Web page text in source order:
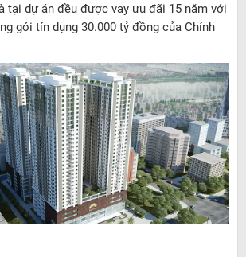
tại dự án đều được vay ưu đãi 15 năm với
gói tín dụng 30.000 tỷ đồng của Chính